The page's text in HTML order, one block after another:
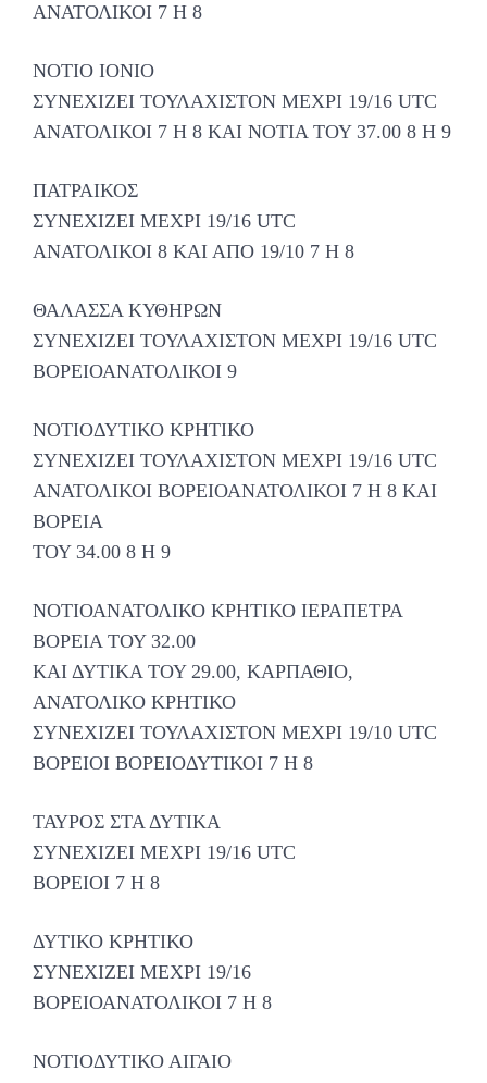
ΑΝΑΤΟΛΙΚΟΙ 7 H 8
ΝΟΤΙΟ ΙΟΝΙΟ
ΣΥΝΕΧΙΖΕΙ ΤΟΥΛΑΧΙΣΤΟΝ ΜΕΧΡΙ 19/16 UTC
ΑΝΑΤΟΛΙΚΟΙ 7 Η 8 ΚΑΙ ΝΟΤΙΑ ΤΟΥ 37.00 8 Η 9
ΠΑΤΡΑΙΚΟΣ
ΣΥΝΕΧΙΖΕΙ ΜΕΧΡΙ 19/16 UTC
ΑΝΑΤΟΛΙΚΟΙ 8 ΚΑΙ ΑΠΟ 19/10 7 Η 8
ΘΑΛΑΣΣΑ ΚΥΘΗΡΩΝ
ΣΥΝΕΧΙΖΕΙ ΤΟΥΛΑΧΙΣΤΟΝ ΜΕΧΡΙ 19/16 UTC
ΒΟΡΕΙΟΑΝΑΤΟΛΙΚΟΙ 9
ΝΟΤΙΟΔΥΤΙΚΟ ΚΡΗΤΙΚΟ
ΣΥΝΕΧΙΖΕΙ ΤΟΥΛΑΧΙΣΤΟΝ ΜΕΧΡΙ 19/16 UTC
ΑΝΑΤΟΛΙΚΟΙ ΒΟΡΕΙΟΑΝΑΤΟΛΙΚΟΙ 7 Η 8 ΚΑΙ
ΒΟΡΕΙΑ
ΤΟΥ 34.00 8 Η 9
ΝΟΤΙΟΑΝΑΤΟΛΙΚΟ ΚΡΗΤΙΚΟ ΙΕΡΑΠΕΤΡΑ
ΒΟΡΕΙΑ ΤΟΥ 32.00
ΚΑΙ ΔΥΤΙΚΑ ΤΟΥ 29.00, ΚΑΡΠΑΘΙΟ,
ΑΝΑΤΟΛΙΚΟ ΚΡΗΤΙΚΟ
ΣΥΝΕΧΙΖΕΙ ΤΟΥΛΑΧΙΣΤΟΝ ΜΕΧΡΙ 19/10 UTC
ΒΟΡΕΙΟΙ ΒΟΡΕΙΟΔΥΤΙΚΟΙ 7 Η 8
ΤΑΥΡΟΣ ΣΤΑ ΔΥΤΙΚΑ
ΣΥΝΕΧΙΖΕΙ ΜΕΧΡΙ 19/16 UTC
ΒΟΡΕΙΟΙ 7 Η 8
ΔΥΤΙΚΟ ΚΡΗΤΙΚΟ
ΣΥΝΕΧΙΖΕΙ ΜΕΧΡΙ 19/16
ΒΟΡΕΙΟΑΝΑΤΟΛΙΚΟΙ 7 Η 8
ΝΟΤΙΟΔΥΤΙΚΟ ΑΙΓΑΙΟ